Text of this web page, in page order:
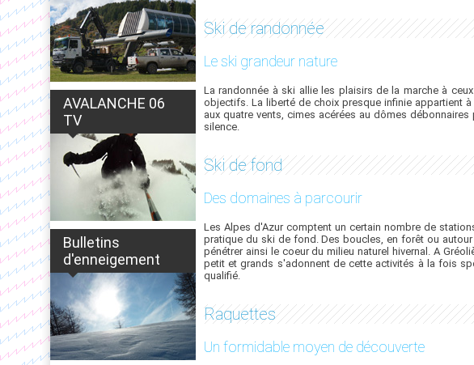
AVALANCHE 06
TV
Bulletins
d'enneigement
Ski de randonnée
Le ski grandeur nature
La randonnée à ski allie les plaisirs de la marche à
objectifs. La liberté de choix presque infinie appartient
aux quatre vents, cimes acérées au dômes
silence.
Ski de fond
Des domaines à parcourir
Les Alpes d'Azur comptent un certain nombre de
pratique du ski de fond. Des boucles, en forêt ou
pénétrer ainsi le coeur du milieu naturel hivernal. A
petit et grands s'adonnent de cette activités à la fois
qualifié.
Raquettes
Un formidable moyen de découverte